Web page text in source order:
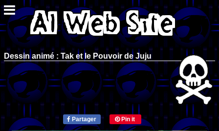
Dessin animé : Tak et le Pouvoir de Juju
Partager Pin it